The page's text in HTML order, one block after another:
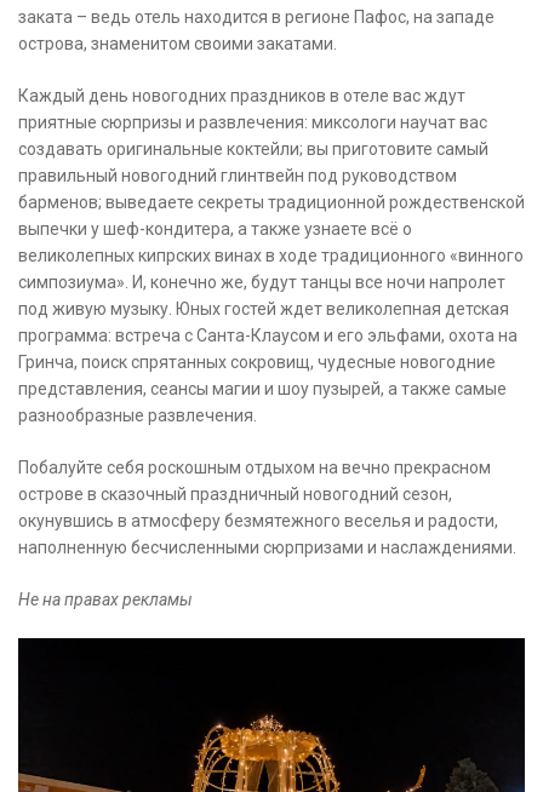
заката – ведь отель находится в регионе Пафос, на западе
острова, знаменитом своими закатами.
Каждый день новогодних праздников в отеле вас ждут
приятные сюрпризы и развлечения: миксологи научат вас
создавать оригинальные коктейли; вы приготовите самый
правильный новогодний глинтвейн под руководством
барменов; выведаете секреты традиционной рождественской
выпечки у шеф-кондитера, а также узнаете всё о
великолепных кипрских винах в ходе традиционного «винного
симпозиума». И, конечно же, будут танцы все ночи напролет
под живую музыку. Юных гостей ждет великолепная детская
программа: встреча с Санта-Клаусом и его эльфами, охота на
Гринча, поиск спрятанных сокровищ, чудесные новогодние
представления, сеансы магии и шоу пузырей, а также самые
разнообразные развлечения.
Побалуйте себя роскошным отдыхом на вечно прекрасном
острове в сказочный праздничный новогодний сезон,
окунувшись в атмосферу безмятежного веселья и радости,
наполненную бесчисленными сюрпризами и наслаждениями.
Не на правах рекламы